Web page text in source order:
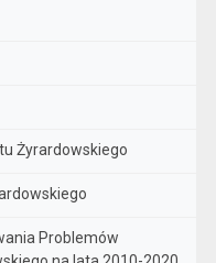
Żyrardowskiego
Problemów